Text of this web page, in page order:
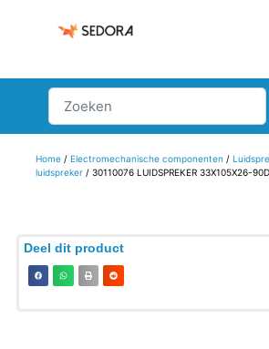
Home/ Electromechanische componenten /
luidspreker/ 30110076 LUIDSPREKER 33X105X26-
Deel dit product